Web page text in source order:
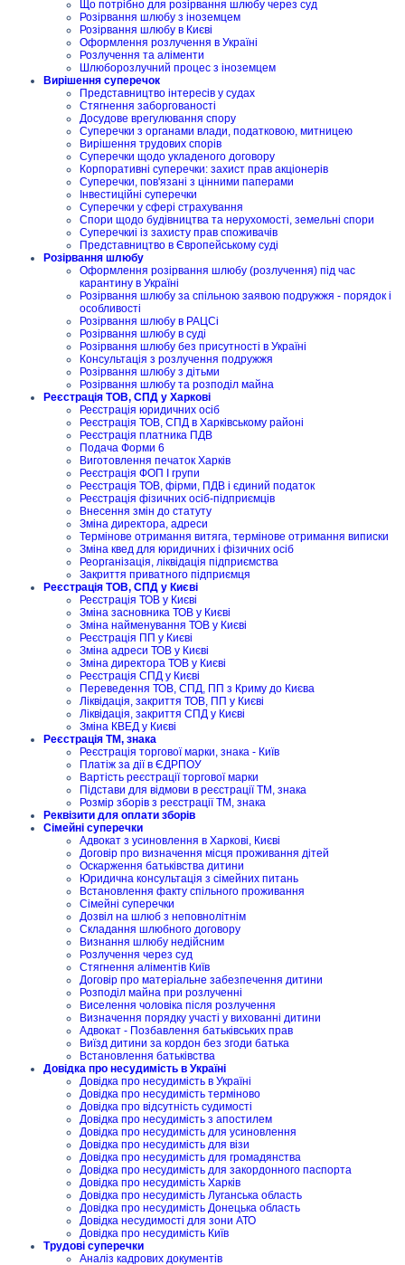
Що потрібно для розірвання шлюбу через суд
Розірвання шлюбу з іноземцем
Розірвання шлюбу в Києві
Оформлення розлучення в Україні
Розлучення та аліменти
Шлюборозлучний процес з іноземцем
Вирішення суперечок
Представництво інтересів у судах
Стягнення заборгованості
Досудове врегулювання спору
Суперечки з органами влади, податковою, митницею
Вирішення трудових спорів
Суперечки щодо укладеного договору
Корпоративні суперечки: захист прав акціонерів
Суперечки, пов'язані з цінними паперами
Інвестиційні суперечки
Суперечки у сфері страхування
Спори щодо будівництва та нерухомості, земельні спори
Суперечкиі із захисту прав споживачів
Представництво в Європейському суді
Розірвання шлюбу
Оформлення розірвання шлюбу (розлучення) під час
карантину в Україні
Розірвання шлюбу за спільною заявою подружжя - порядок і
особливості
Розірвання шлюбу в РАЦСі
Розірвання шлюбу в суді
Розірвання шлюбу без присутності в Україні
Консультація з розлучення подружжя
Розірвання шлюбу з дітьми
Розірвання шлюбу та розподіл майна
Реєстрація ТОВ, СПД у Харкові
Реєстрація юридичних осіб
Реєстрація ТОВ, СПД в Харківському районі
Реєстрація платника ПДВ
Подача Форми 6
Виготовлення печаток Харків
Реєстрація ФОП I групи
Реєстрація ТОВ, фірми, ПДВ і єдиний податок
Реєстрація фізичних осіб-підприємців
Внесення змін до статуту
Зміна директора, адреси
Термінове отримання витяга, термінове отримання виписки
Зміна квед для юридичних і фізичних осіб
Реорганізація, ліквідація підприємства
Закриття приватного підприємця
Реєстрація ТОВ, СПД у Києві
Реєстрація ТОВ у Києві
Зміна засновника ТОВ у Києві
Зміна найменування ТОВ у Києві
Реєстрація ПП у Києві
Зміна адреси ТОВ у Києві
Зміна директора ТОВ у Києві
Реєстрація СПД у Києві
Переведення ТОВ, СПД, ПП з Криму до Києва
Ліквідація, закриття ТОВ, ПП у Києві
Ліквідація, закриття СПД у Києві
Зміна КВЕД у Києві
Реєстрація ТМ, знака
Реєстрація торгової марки, знака - Київ
Платіж за дії в ЄДРПОУ
Вартість реєстрації торгової марки
Підстави для відмови в реєстрації ТМ, знака
Розмір зборів з реєстрації ТМ, знака
Реквізити для оплати зборів
Сімейні суперечки
Адвокат з усиновлення в Харкові, Києві
Договір про визначення місця проживання дітей
Оскарження батьківства дитини
Юридична консультація з сімейних питань
Встановлення факту спільного проживання
Сімейні суперечки
Дозвіл на шлюб з неповнолітнім
Складання шлюбного договору
Визнання шлюбу недійсним
Розлучення через суд
Стягнення аліментів Київ
Договір про матеріальне забезпечення дитини
Розподіл майна при розлученні
Виселення чоловіка після розлучення
Визначення порядку участі у вихованні дитини
Адвокат - Позбавлення батьківських прав
Виїзд дитини за кордон без згоди батька
Встановлення батьківства
Довідка про несудимість в Україні
Довідка про несудимість в Україні
Довідка про несудимість терміново
Довідка про відсутність судимості
Довідка про несудимість з апостилем
Довідка про несудимість для усиновлення
Довідка про несудимість для візи
Довідка про несудимість для громадянства
Довідка про несудимість для закордонного паспорта
Довідка про несудимість Харків
Довідка про несудимість Луганська область
Довідка про несудимість Донецька область
Довідка несудимості для зони АТО
Довідка про несудимість Київ
Трудові суперечки
Аналіз кадрових документів